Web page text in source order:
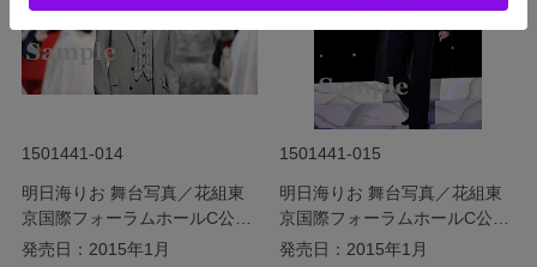
1501441-014
明日海りお 舞台写真／花組東
京国際フォーラムホールC公演
『Ernest in Love』
発売日：2015年1月
1501441-015
明日海りお 舞台写真／花組東
京国際フォーラムホールC公演
『Ernest in Love』
発売日：2015年1月